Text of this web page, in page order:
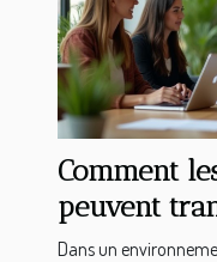
Comment
peuvent
de
Dans un